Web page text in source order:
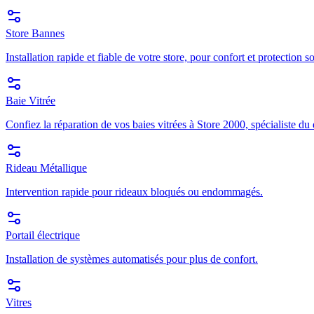
Store Bannes
Installation rapide et fiable de votre store, pour confort et protection
Baie Vitrée
Confiez la réparation de vos baies vitrées à Store 2000, spécialiste
Rideau Métallique
Intervention rapide pour rideaux bloqués ou endommagés.
Portail électrique
Installation de systèmes automatisés pour plus de confort.
Vitres